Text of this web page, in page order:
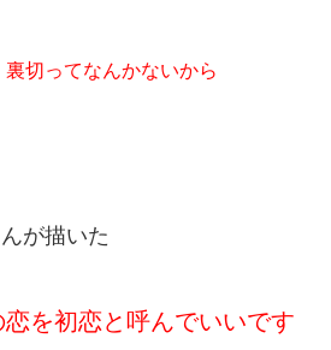
切ってなんかないから
が描いた
恋を初恋と呼んでいいです